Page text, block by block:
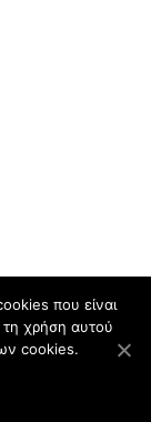
που είναι
τη χρήση αυτού
cookies.